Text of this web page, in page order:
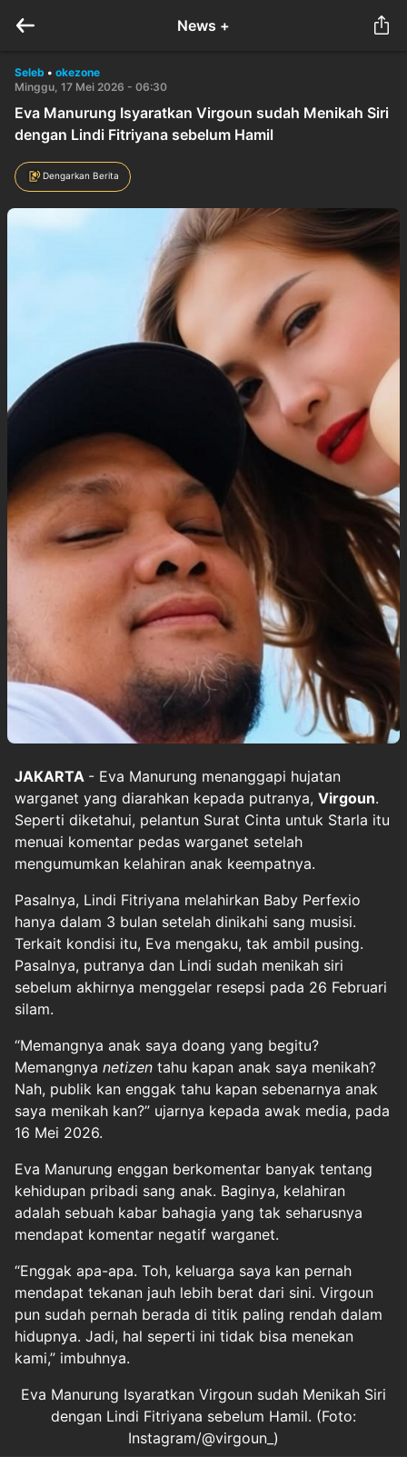
News +
Seleb • okezone
Minggu, 17 Mei 2026 - 06:30
Eva Manurung Isyaratkan Virgoun sudah Menikah Siri
dengan Lindi Fitriyana sebelum Hamil
Dengarkan Berita
JAKARTA - Eva Manurung menanggapi hujatan
warganet yang diarahkan kepada putranya, Virgoun.
Seperti diketahui, pelantun Surat Cinta untuk Starla itu
menuai komentar pedas warganet setelah
mengumumkan kelahiran anak keempatnya.
Pasalnya, Lindi Fitriyana melahirkan Baby Perfexio
hanya dalam 3 bulan setelah dinikahi sang musisi.
Terkait kondisi itu, Eva mengaku, tak ambil pusing.
Pasalnya, putranya dan Lindi sudah menikah siri
sebelum akhirnya menggelar resepsi pada 26 Februari
silam.
“Memangnya anak saya doang yang begitu?
Memangnya netizen tahu kapan anak saya menikah?
Nah, publik kan enggak tahu kapan sebenarnya anak
saya menikah kan?” ujarnya kepada awak media, pada
16 Mei 2026.
Eva Manurung enggan berkomentar banyak tentang
kehidupan pribadi sang anak. Baginya, kelahiran
adalah sebuah kabar bahagia yang tak seharusnya
mendapat komentar negatif warganet.
“Enggak apa-apa. Toh, keluarga saya kan pernah
mendapat tekanan jauh lebih berat dari sini. Virgoun
pun sudah pernah berada di titik paling rendah dalam
hidupnya. Jadi, hal seperti ini tidak bisa menekan
kami,” imbuhnya.
Eva Manurung Isyaratkan Virgoun sudah Menikah Siri
dengan Lindi Fitriyana sebelum Hamil. (Foto:
Instagram/@virgoun_)